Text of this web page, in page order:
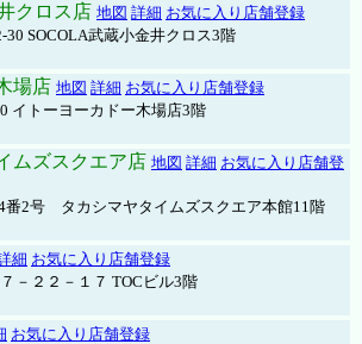
クロス店 地図 詳細 お気に入り店舗登録
SOCOLA武蔵小金井クロス3階
場店 地図 詳細 お気に入り店舗登録
イトーヨーカドー木場店3階
ムズスクエア店 地図 詳細 お気に入り店舗登
番2号 タカシマヤタイムズスクエア本館11階
細 お気に入り店舗登録
－２２－１７ TOCビル3階
お気に入り店舗登録